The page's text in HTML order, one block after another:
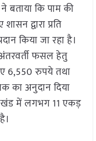
ने बताया कि पाम की
द्वारा प्रति
किया जा रहा है।
फसल हेतु
6,550 रुपये तथा
का अनुदान दिया
में लगभग 11 एकड़